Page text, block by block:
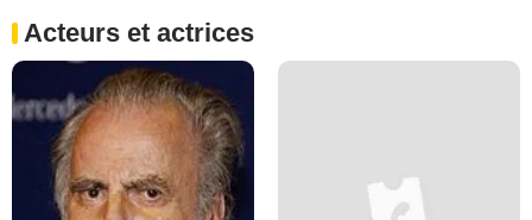
Acteurs et actrices